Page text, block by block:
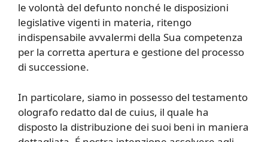
le volontà del defunto nonché le disposizioni
legislative vigenti in materia, ritengo
indispensabile avvalermi della Sua competenza
per la corretta apertura e gestione del processo
di successione.
In particolare, siamo in possesso del testamento
olografo redatto dal de cuius, il quale ha
disposto la distribuzione dei suoi beni in maniera